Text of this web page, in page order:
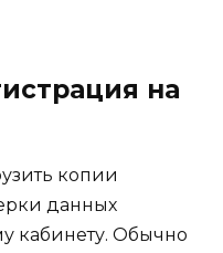
на
копии
данных
кабинету. Обычно